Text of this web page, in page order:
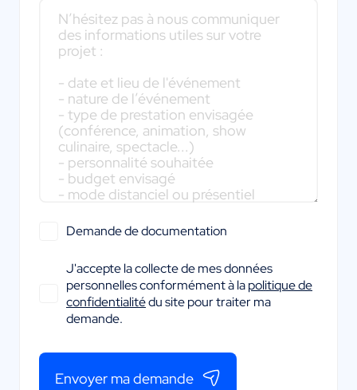
Demande de documentation
J'accepte la collecte de mes données
personnelles conformément à lapolitique de
confidentialitédu site pour traiter ma
demande.
Envoyer ma demande